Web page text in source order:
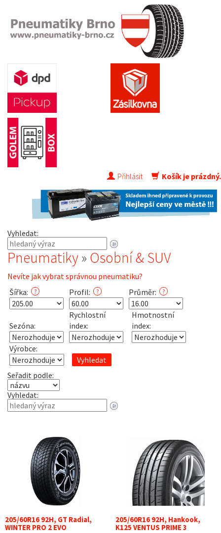
Přihlásit Košík je prázdný.
Vyhledat:
Pneumatiky» Osobní & SUV
Nevíte jak vybrat správnou pneumatiku?
Šířka:
? Profil: ? Průměr: ?
Sezóna:
Rychlostní
index:
Hmotnostní
index:
Výrobce:
Seřadit podle:
Vyhledat:
205/60R16 92H, GT Radial,
WINTER PRO 2 EVO
205/60R16 92H, Hankook,
K125 VENTUS PRIME 3